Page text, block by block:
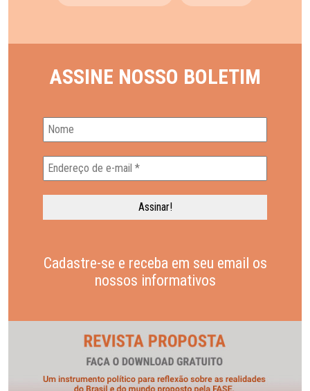
ASSINE NOSSO BOLETIM
Cadastre-se e receba em seu email os
nossos informativos